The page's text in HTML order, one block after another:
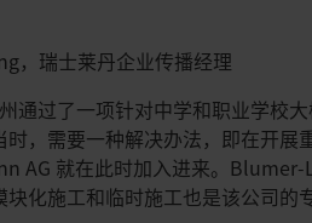
，瑞士莱丹企业传播经理
通过了一项针对中学和职业学校
时，需要一种解决办法，即在开
AG 就在此时加入进来。
化施工和临时施工也是该公司的